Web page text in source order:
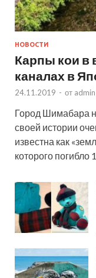
НОВОСТИ
Карпы кои в
каналах в
24.11.2019 - от admin
Город Шимабара
своей истории
известна как
которого погибло